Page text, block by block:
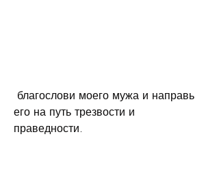
его на путь трезвости и
праведности.